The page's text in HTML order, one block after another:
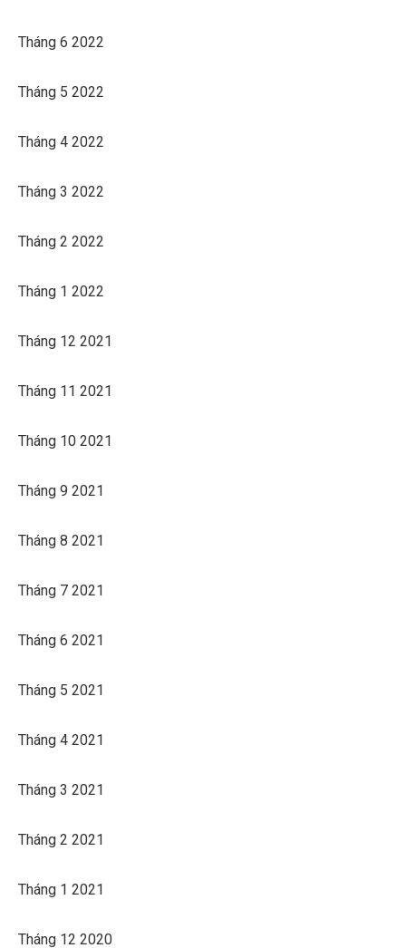
Tháng 6 2022
Tháng 5 2022
Tháng 4 2022
Tháng 3 2022
Tháng 2 2022
Tháng 1 2022
Tháng 12 2021
Tháng 11 2021
Tháng 10 2021
Tháng 9 2021
Tháng 8 2021
Tháng 7 2021
Tháng 6 2021
Tháng 5 2021
Tháng 4 2021
Tháng 3 2021
Tháng 2 2021
Tháng 1 2021
Tháng 12 2020